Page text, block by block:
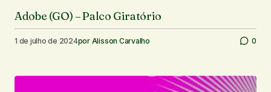
Adobe (GO) – Palco Giratório
1 de julho de 2024por Alisson Carvalho 0